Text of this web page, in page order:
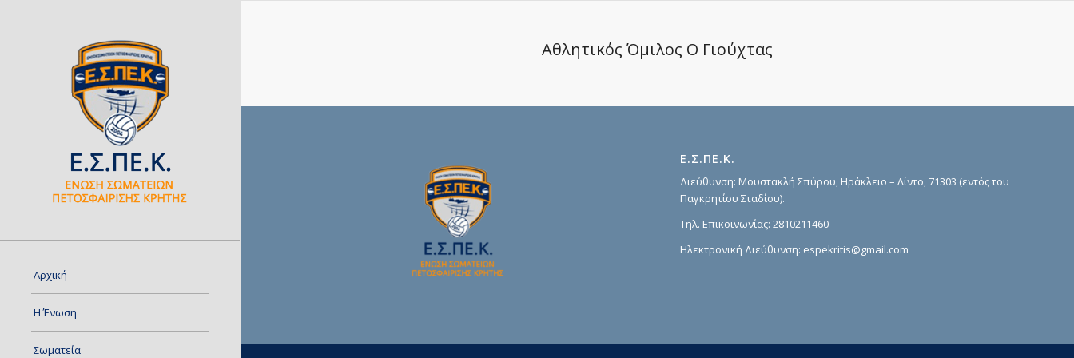
Αρχική
Η Ένωση
Σωματεία
Aθλητικός Όμιλος Ο Γιούχτας
Ε.Σ.ΠΕ.Κ.
Διεύθυνση: Μουστακλή Σπύρου, Ηράκλειο – Λίντο, 71303 (εντός του
Παγκρητίου Σταδίου).
Τηλ. Επικοινωνίας: 2810211460
Ηλεκτρονική Διεύθυνση: espekritis@gmail.com